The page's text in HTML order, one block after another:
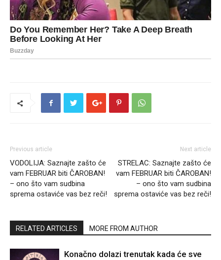
Previous article
VODOLIJA: Saznajte zašto će
vam FEBRUAR biti ČAROBAN!
– ono što vam sudbina
sprema ostaviće vas bez reči!
Next article
STRELAC: Saznajte zašto će
vam FEBRUAR biti ČAROBAN!
– ono što vam sudbina
sprema ostaviće vas bez reči!
RELATED ARTICLES MORE FROM AUTHOR
Konačno dolazi trenutak kada će sve